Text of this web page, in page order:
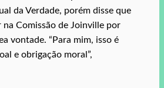
da Verdade, porém disse que
Comissão de Joinville por
vontade. “Para mim, isso é
e obrigação moral”,